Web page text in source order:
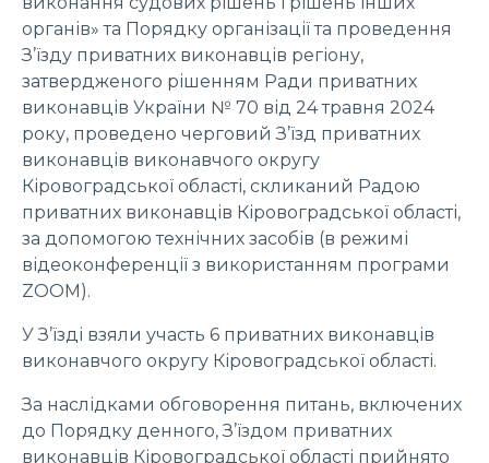
органів» та Порядку організації та проведення
З’їзду приватних виконавців регіону,
затвердженого рішенням Ради приватних
виконавців України № 70 від 24 травня 2024
року, проведено черговий З’їзд приватних
виконавців виконавчого округу
Кіровоградської області, скликаний Радою
приватних виконавців Кіровоградської області,
за допомогою технічних засобів (в режимі
відеоконференції з використанням програми
ZOOM).
У З’їзді взяли участь 6 приватних виконавців
виконавчого округу Кіровоградської області.
За наслідками обговорення питань, включених
до Порядку денного, З’їздом приватних
виконавців Кіровоградської області прийнято